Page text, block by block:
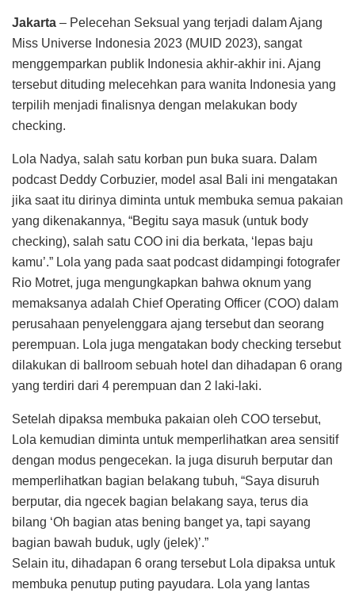
Jakarta – Pelecehan Seksual yang terjadi dalam Ajang
Miss Universe Indonesia 2023 (MUID 2023), sangat
menggemparkan publik Indonesia akhir-akhir ini. Ajang
tersebut dituding melecehkan para wanita Indonesia yang
terpilih menjadi finalisnya dengan melakukan body
checking.
Lola Nadya, salah satu korban pun buka suara. Dalam
podcast Deddy Corbuzier, model asal Bali ini mengatakan
jika saat itu dirinya diminta untuk membuka semua pakaian
yang dikenakannya, “Begitu saya masuk (untuk body
checking), salah satu COO ini dia berkata, ‘lepas baju
kamu’.” Lola yang pada saat podcast didampingi fotografer
Rio Motret, juga mengungkapkan bahwa oknum yang
memaksanya adalah Chief Operating Officer (COO) dalam
perusahaan penyelenggara ajang tersebut dan seorang
perempuan. Lola juga mengatakan body checking tersebut
dilakukan di ballroom sebuah hotel dan dihadapan 6 orang
yang terdiri dari 4 perempuan dan 2 laki-laki.
Setelah dipaksa membuka pakaian oleh COO tersebut,
Lola kemudian diminta untuk memperlihatkan area sensitif
dengan modus pengecekan. Ia juga disuruh berputar dan
memperlihatkan bagian belakang tubuh, “Saya disuruh
berputar, dia ngecek bagian belakang saya, terus dia
bilang ‘Oh bagian atas bening banget ya, tapi sayang
bagian bawah buduk, ugly (jelek)’.”
Selain itu, dihadapan 6 orang tersebut Lola dipaksa untuk
membuka penutup puting payudara. Lola yang lantas